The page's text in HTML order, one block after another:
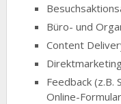
Büro- und
Content
Feedback (z.B.
Online-